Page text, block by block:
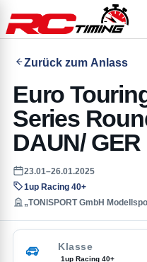
Zurück zum Anlass
Euro
Series
DAUN/ GER
23.01–26.01.2025
1up Racing 40+
„TONISPORT GmbH
Klasse